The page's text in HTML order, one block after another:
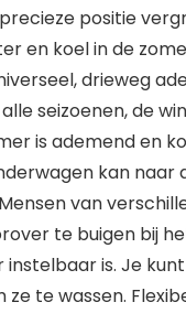
positie
en koel in de
drieweg
seizoenen, de
is ademend en
kan naar
van
te buigen bij
is. Je
te wassen.